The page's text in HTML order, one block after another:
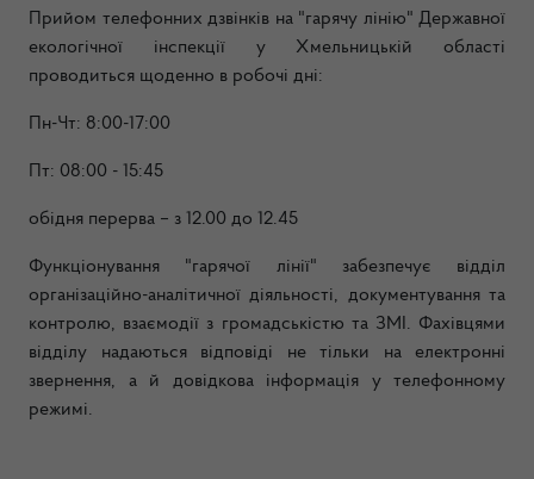
Прийом телефонних дзвінків на "гарячу лінію" Державної
екологічної інспекції у Хмельницькій області
проводиться щоденно в робочі дні:
Пн-Чт: 8:00-17:00
Пт: 08:00 - 15:45
обідня перерва – з 12.00 до 12.45
Функціонування "гарячої лінії" забезпечує відділ
організаційно-аналітичної діяльності, документування та
контролю, взаємодії з громадськістю та ЗМІ. Фахівцями
відділу надаються відповіді не тільки на електронні
звернення, а й довідкова інформація у телефонному
режимі.